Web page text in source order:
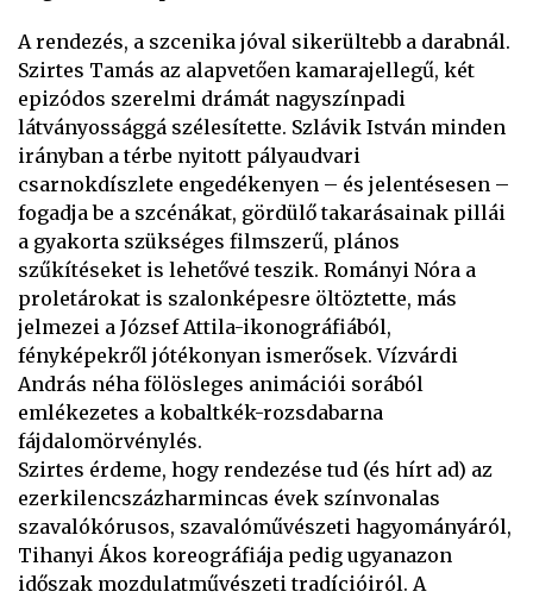
A rendezés, a szcenika jóval sikerültebb a darabnál.
Szirtes Tamás az alapvetően kamarajellegű, két
epizódos szerelmi drámát nagyszínpadi
látványossággá szélesítette. Szlávik István minden
irányban a térbe nyitott pályaudvari
csarnokdíszlete engedékenyen – és jelentésesen –
fogadja be a szcénákat, gördülő takarásainak pillái
a gyakorta szükséges filmszerű, plános
szűkítéseket is lehetővé teszik. Rományi Nóra a
proletárokat is szalonképesre öltöztette, más
jelmezei a József Attila-ikonográfiából,
fényképekről jótékonyan ismerősek. Vízvárdi
András néha fölösleges animációi sorából
emlékezetes a kobaltkék-rozsdabarna
fájdalomörvénylés.
Szirtes érdeme, hogy rendezése tud (és hírt ad) az
ezerkilencszázharmincas évek színvonalas
szavalókórusos, szavalóművészeti hagyományáról,
Tihanyi Ákos koreográfiája pedig ugyanazon
időszak mozdulatművészeti tradícióiról. A